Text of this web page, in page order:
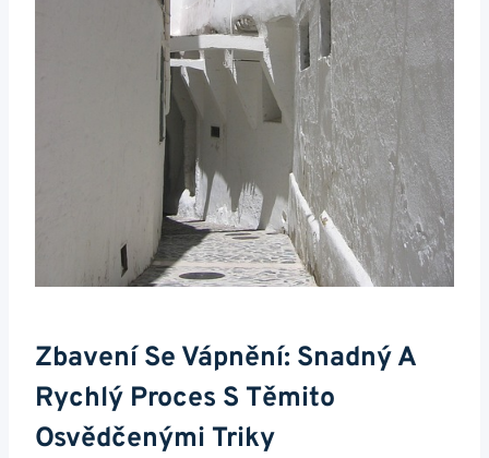
Zbavení Se Vápnění: Snadný A
Rychlý Proces S Těmito
Osvědčenými Triky